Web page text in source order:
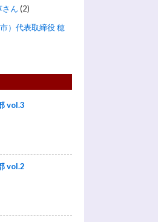
さん (2)
）代表取締役 穂
vol.3
vol.2